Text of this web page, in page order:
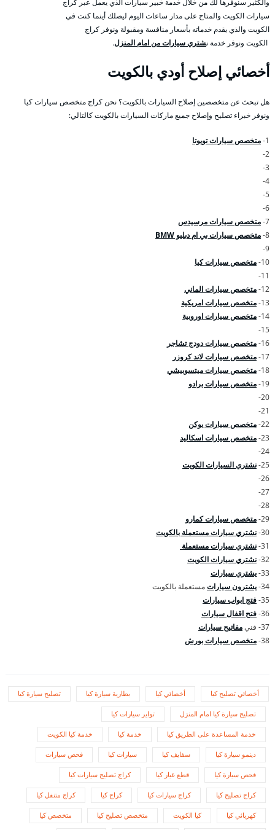
سيارات الكويت والمتاح على مدار ساعات اليوم ليصلك أينما كنت في
الكويت والذي يقدم خدماته بأسعار منافسة ومقبولة ونوفر كراج
الكويت ونوفر خدمة نشتري سيارات من امام المنزل.
أخصائي إصلاح أودي بالكويت
هل تبحث عن متخصصين إصلاح السيارات بالكويت؟ نحن كراج متخصص سيارات كيا
ونوفر خبراء تصليح وإصلاح جميع ماركات السيارات بالكويت كالتالي:
1- متخصص سيارات تويوتا
2-
3-
4-
5-
6-
7- متخصص سيارات مرسيدس
8- متخصص سيارات بي ام دبليو BMW
9-
10- متخصص سيارات كيا
11-
12- متخصص سيارات الماني
13- متخصص سيارات امريكية
14- متخصص سيارات اوروبية
15-
16- متخصص سيارات دودج تشاجر
17- متخصص سيارات لاند كروزر
18- متخصص سيارات ميتسوبيشي
19- متخصص سيارات برادو
20-
21-
22- متخصص سيارات يوكن
23- متخصص سيارات اسكاليد
24-
25- نشتري السيارات الكويت
26-
27-
28-
29- متخصص سيارات كمارو
30- نشتري سيارات مستعملة بالكويت
31- نشتري سيارات مستعملة
32- نشتري سيارات الكويت
33- يشتري سيارات
34- يشترون سياراتمستعملة بالكويت
35- فتج ابواب سيارات
36- فتح اقفال سيارات
37- فني
مفاتيح سيارات
38- متخصص سيارات بورش
أخصائي تصليح كيا أخصائي كيا بطارية سيارة كيا تصليح سيارة كيا
تصليح سيارة كيا امام المنزل تواير سيارات كيا
خدمة المساعدة على الطريق كيا خدمة كيا خدمة كيا الكويت
دينمو سيارة كيا سفايف كيا سيارات كيا فحص سيارات
فحص سيارة كيا قطع غيار كيا كراج تصليح سيارات كيا
كراج تصليح كيا كراج سيارات كيا كراج كيا كراج متنقل كيا
كهربائي كيا كيا الكويت متخصص تصليح كيا متخصص كيا